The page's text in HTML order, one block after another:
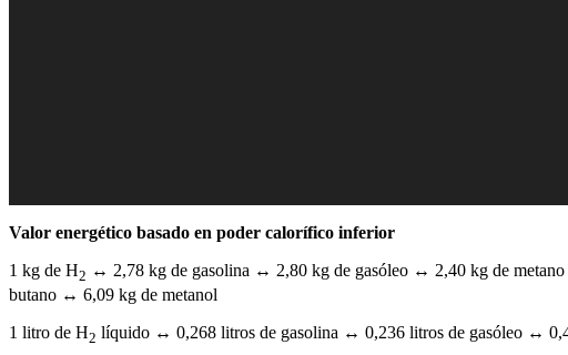
Valor energético basado en poder calorífico inferior
1 kg de H2 ↔ 2,78 kg de gasolina ↔ 2,80 kg de gasóleo ↔ 2,40 kg de
butano ↔ 6,09 kg de metanol
1 litro de H2 líquido ↔ 0,268 litros de gasolina ↔ 0,236 litros de gasóleo ↔